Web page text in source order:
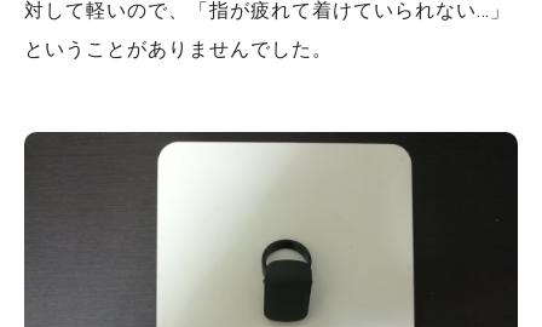
対して軽いので、「指が疲れて着けていられない…」
ということがありませんでした。